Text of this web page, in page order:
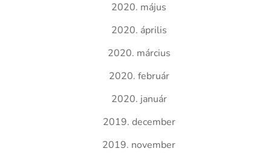
2020. május
2020. április
2020. március
2020. február
2020. január
2019. december
2019. november